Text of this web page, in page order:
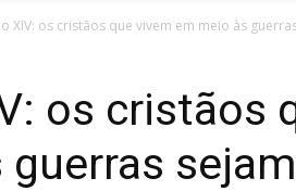
XIV: os cristãos que vivem em meio às
os cristãos
guerras